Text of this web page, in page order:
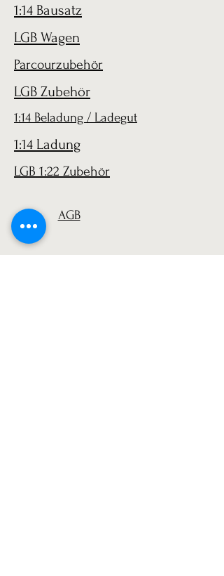
1:14 Bausatz
LGB Wagen
Parcourzubehör
LGB Zubehör
1:14 Beladung / Ladegut
1:14 Ladung
LGB 1:22 Zubehör
AGB